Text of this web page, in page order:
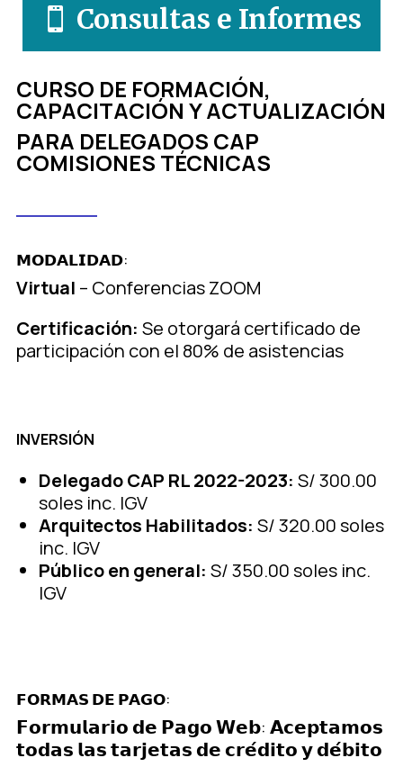
Consultas e Informes
CURSO DE FORMACIÓN,
CAPACITACIÓN Y ACTUALIZACIÓN
PARA DELEGADOS CAP
COMISIONES TÉCNICAS
𝗠𝗢𝗗𝗔𝗟𝗜𝗗𝗔𝗗:
Virtual – Conferencias ZOOM
Certificación: Se otorgará certificado de
participación con el 80% de asistencias
INVERSIÓN
Delegado CAP RL 2022-2023: S/ 300.00
soles inc. IGV
Arquitectos Habilitados: S/ 320.00 soles
inc. IGV
Público en general: S/ 350.00 soles inc.
IGV
𝗙𝗢𝗥𝗠𝗔𝗦 𝗗𝗘 𝗣𝗔𝗚𝗢:
𝗙𝗼𝗿𝗺𝘂𝗹𝗮𝗿𝗶𝗼 𝗱𝗲 𝗣𝗮𝗴𝗼 𝗪𝗲𝗯: 𝗔𝗰𝗲𝗽𝘁𝗮𝗺𝗼𝘀
𝘁𝗼𝗱𝗮𝘀 𝗹𝗮𝘀 𝘁𝗮𝗿𝗷𝗲𝘁𝗮𝘀 𝗱𝗲 𝗰𝗿𝗲́𝗱𝗶𝘁𝗼 𝘆 𝗱𝗲́𝗯𝗶𝘁𝗼